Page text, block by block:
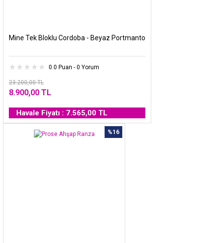
Mine Tek Bloklu Cordoba - Beyaz Portmanto
0.0 Puan - 0 Yorum
23.200,00 TL
8.900,00 TL
Havale Fiyatı : 7.565,00 TL
%16